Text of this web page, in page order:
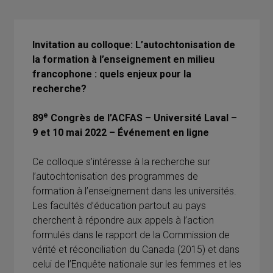
Invitation au colloque: L’autochtonisation de
la formation à l’enseignement en milieu
francophone : quels enjeux pour la
recherche?
89e Congrès de l’ACFAS – Université Laval –
9 et 10 mai 2022 – Événement en ligne
Ce colloque s’intéresse à la recherche sur
l’autochtonisation des programmes de
formation à l’enseignement dans les universités.
Les facultés d’éducation partout au pays
cherchent à répondre aux appels à l’action
formulés dans le rapport de la Commission de
vérité et réconciliation du Canada (2015) et dans
celui de l’Enquête nationale sur les femmes et les